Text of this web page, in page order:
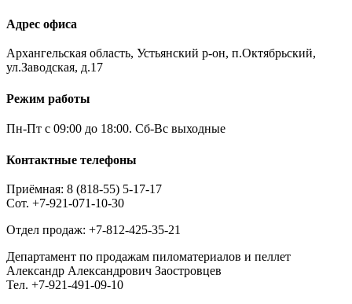
Адрес офиса
Архангельская область, Устьянский р-он, п.Октябрьский,
ул.Заводская, д.17
Режим работы
Пн-Пт с 09:00 до 18:00. Сб-Вс выходные
Контактные телефоны
Приёмная: 8 (818-55) 5-17-17
Сот. +7-921-071-10-30
Отдел продаж: +7-812-425-35-21
Департамент по продажам пиломатериалов и пеллет
Александр Александрович Заостровцев
Тел. +7-921-491-09-10